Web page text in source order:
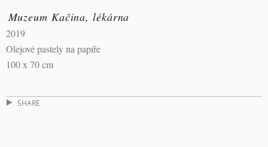
Muzeum Kačina, lékárna
2019
Olejové pastely na papíře
100 x 70 cm
SHARE